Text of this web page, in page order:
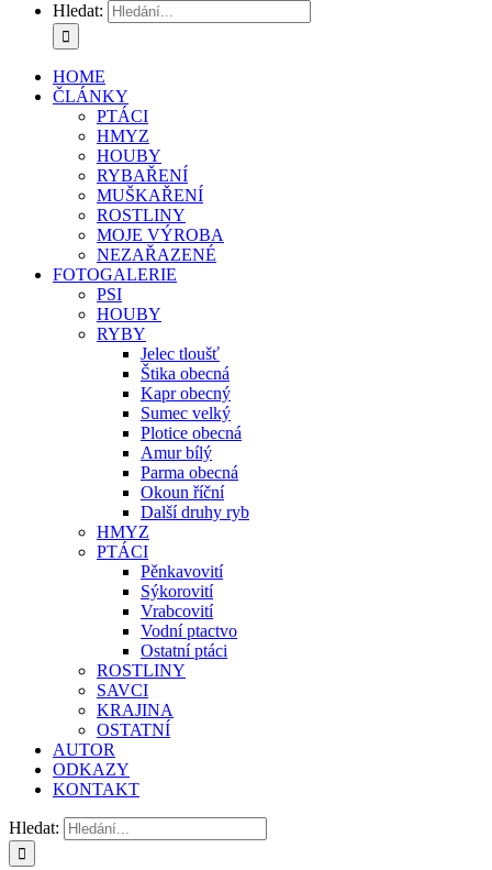
Hledat:
HOME
ČLÁNKY
PTÁCI
HMYZ
HOUBY
RYBAŘENÍ
MUŠKAŘENÍ
ROSTLINY
MOJE VÝROBA
NEZAŘAZENÉ
FOTOGALERIE
PSI
HOUBY
RYBY
Jelec tloušť
Štika obecná
Kapr obecný
Sumec velký
Plotice obecná
Amur bílý
Parma obecná
Okoun říční
Další druhy ryb
HMYZ
PTÁCI
Pěnkavovití
Sýkorovití
Vrabcovití
Vodní ptactvo
Ostatní ptáci
ROSTLINY
SAVCI
KRAJINA
OSTATNÍ
AUTOR
ODKAZY
KONTAKT
Hledat: